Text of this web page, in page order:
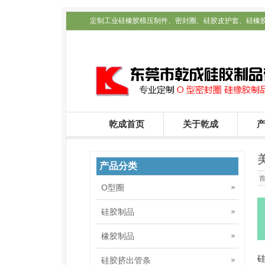
定制工业硅橡胶模压制件、密封圈、硅胶皮护套、硅橡
乾成首页 关于乾成
产品分类
O型圈
硅胶制品
橡胶制品
硅胶挤出管条